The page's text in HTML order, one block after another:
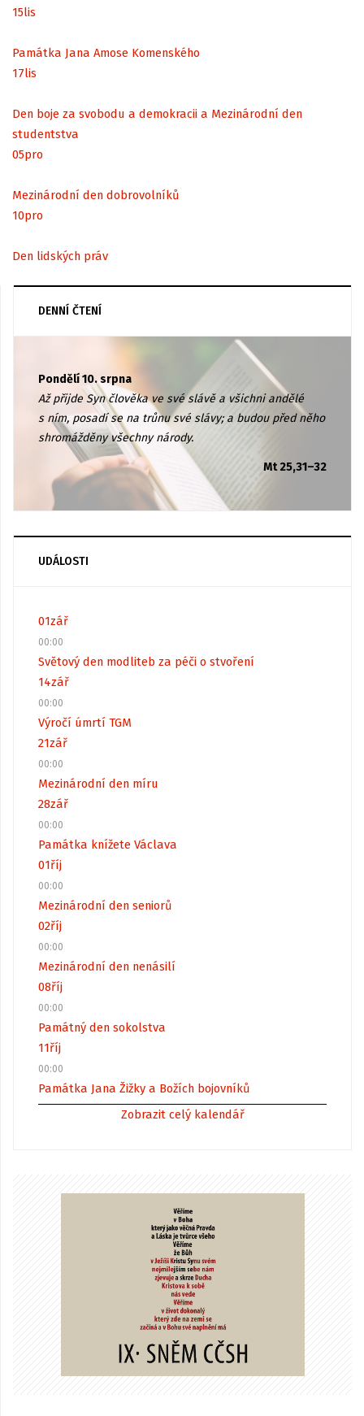
15lis
Památka Jana Amose Komenského
17lis
Den boje za svobodu a demokracii a Mezinárodní den
studentstva
05pro
Mezinárodní den dobrovolníků
10pro
Den lidských práv
DENNÍ ČTENÍ
Pondělí 10. srpna
Až přijde Syn člověka ve své slávě a všichni andělé
s ním, posadí se na trůnu své slávy; a budou před něho
shromážděny všechny národy.
Mt 25,31–32
UDÁLOSTI
01zář
00:00
Světový den modliteb za péči o stvoření
14zář
00:00
Výročí úmrtí TGM
21zář
00:00
Mezinárodní den míru
28zář
00:00
Památka knížete Václava
01říj
00:00
Mezinárodní den seniorů
02říj
00:00
Mezinárodní den nenásilí
08říj
00:00
Památný den sokolstva
11říj
00:00
Památka Jana Žižky a Božích bojovníků
Zobrazit celý kalendář